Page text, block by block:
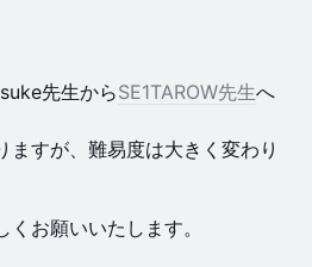
先生からSE1TAROW先生へ
すが、難易度は大きく変わり
お願いいたします。